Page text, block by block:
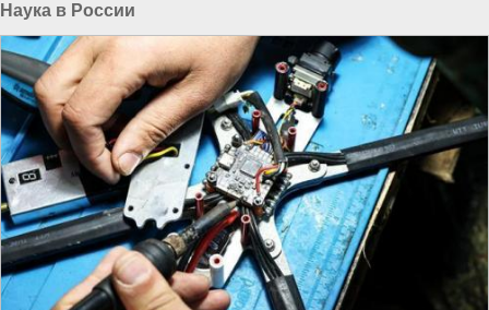
Наука в России